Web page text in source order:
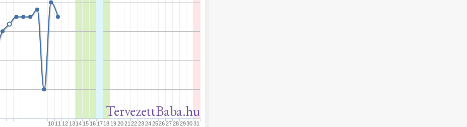
10 11 12 13 14 15 16 17 18 19 20 21 2223 24 25262728 293031
TervezettBaba.hu